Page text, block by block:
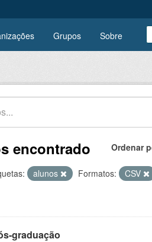
Grupos Sobre
Ordenar
encontrado
alunos Formatos: CSV
graduação